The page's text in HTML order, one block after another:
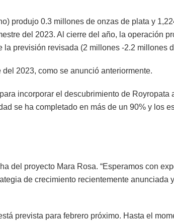
produjo 0.3 millones de onzas de plata y
del 2023. Al cierre del año, la operación
previsión revisada (2 millones -2.2 millones
2023, como se anunció anteriormente.
incorporar el descubrimiento de Royropata
se ha completado en más de un 90% y los
del proyecto Mara Rosa. “Esperamos con
de crecimiento recientemente anunciada
prevista para febrero próximo. Hasta el